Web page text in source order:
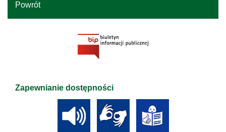
Powrót
Zapewnianie dostępności